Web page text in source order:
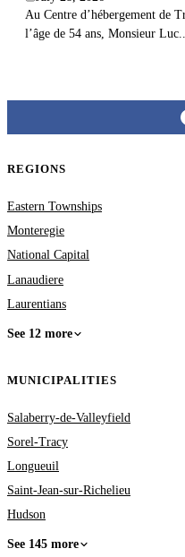
Au Centre d’hébergement de
l’âge de 54 ans, Monsieur Luc...
REGIONS
Eastern Townships
Monteregie
National Capital
Lanaudiere
Laurentians
See 12 more
MUNICIPALITIES
Salaberry-de-Valleyfield
Sorel-Tracy
Longueuil
Saint-Jean-sur-Richelieu
Hudson
See 145 more